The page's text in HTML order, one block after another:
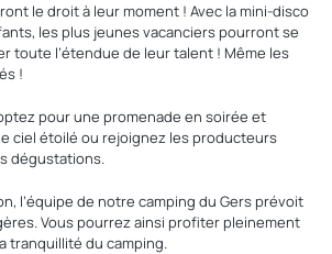
le droit à leur moment ! Avec la mini-disco
les plus jeunes vacanciers pourront se
toute l’étendue de leur talent ! Même les
!
pour une promenade en soirée et
ciel étoilé ou rejoignez les producteurs
dégustations.
l’équipe de notre camping du Gers prévoit
Vous pourrez ainsi profiter pleinement
tranquillité du camping.